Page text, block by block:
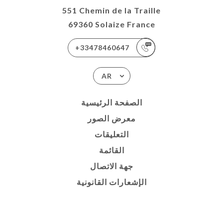
551 Chemin de la Traille
69360 Solaize France
+33478460647
AR
الصفحة الرئيسية
معرض الصور
التعليقات
القائمة
جهة الاتصال
الإشعارات القانونية